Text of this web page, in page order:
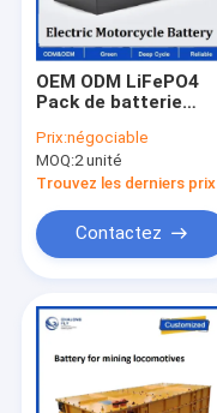
OEM ODM LiFePO4
Pack de batterie
6000 Cycles pour les
véhicules électriques
UTVs ATVs
Prix:négociable
MOQ:2 unité
Trouvez les derniers prix
Contactez